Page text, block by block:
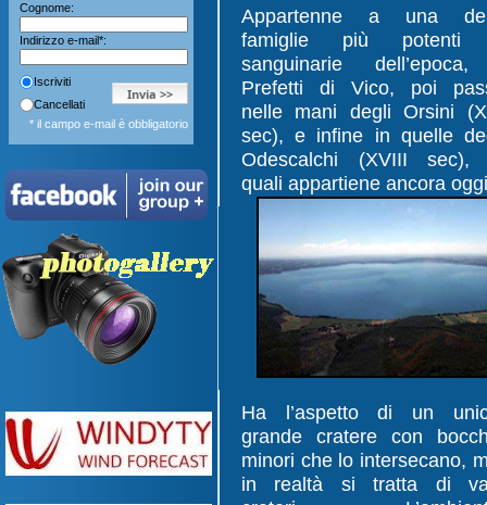
Cognome:
Indirizzo e-mail*:
Iscriviti
Cancellati
* il campo e-mail è obbligatorio
Appartenne a una
famiglie più potenti
sanguinarie
Prefetti di Vico, poi
nelle mani degli Orsini
sec), e infine in quelle
Odescalchi (XVIII sec),
quali appartiene ancora
Ha l’aspetto di un
grande cratere con
minori che lo intersecano,
in realtà si tratta di